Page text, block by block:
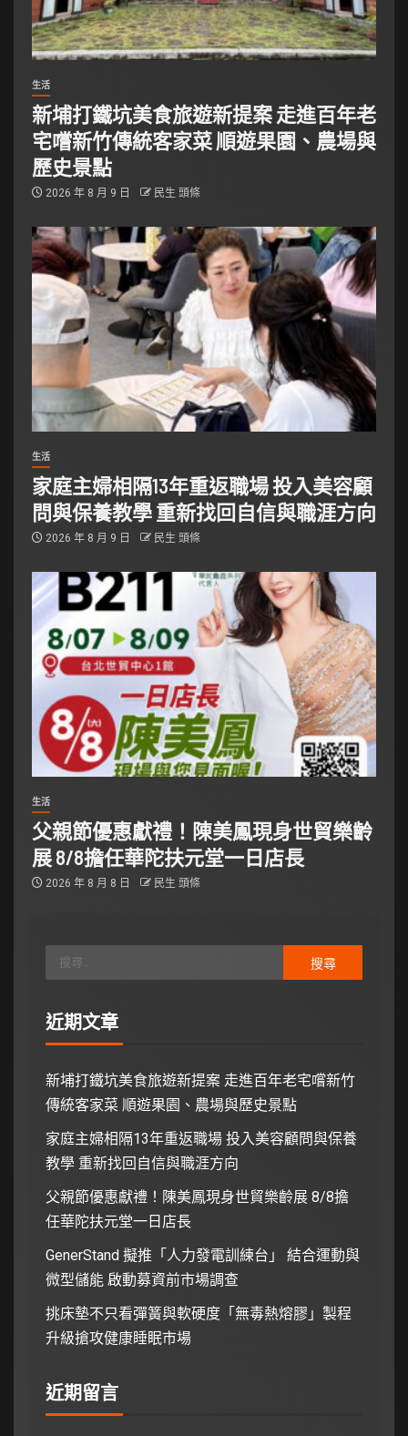
生活
新埔打鐵坑美食旅遊新提案 走進百年老
宅嚐新竹傳統客家菜 順遊果園、農場與
歷史景點
2026 年 8 月 9 日 民生 頭條
生活
家庭主婦相隔13年重返職場 投入美容顧
問與保養教學 重新找回自信與職涯方向
2026 年 8 月 9 日 民生 頭條
生活
父親節優惠獻禮！陳美鳳現身世貿樂齡
展 8/8擔任華陀扶元堂一日店長
2026 年 8 月 8 日 民生 頭條
近期文章
新埔打鐵坑美食旅遊新提案 走進百年老宅嚐新竹
傳統客家菜 順遊果園、農場與歷史景點
家庭主婦相隔13年重返職場 投入美容顧問與保養
教學 重新找回自信與職涯方向
父親節優惠獻禮！陳美鳳現身世貿樂齡展 8/8擔
任華陀扶元堂一日店長
GenerStand 擬推「人力發電訓練台」 結合運動與
微型儲能 啟動募資前市場調查
挑床墊不只看彈簧與軟硬度「無毒熱熔膠」製程
升級搶攻健康睡眠市場
近期留言